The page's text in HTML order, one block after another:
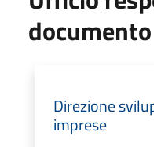
documento
Direzione
imprese